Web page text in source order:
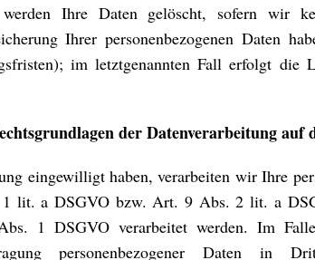
werden Ihre Daten gelöscht, sofern wir
Ihrer personenbezogenen Daten
im letztgenannten Fall erfolgt die
der Datenverarbeitung auf
eingewilligt haben, verarbeiten wir Ihre
lit. a DSGVO bzw. Art. 9 Abs. 2 lit. a
1 DSGVO verarbeitet werden. Im
personenbezogener Daten in